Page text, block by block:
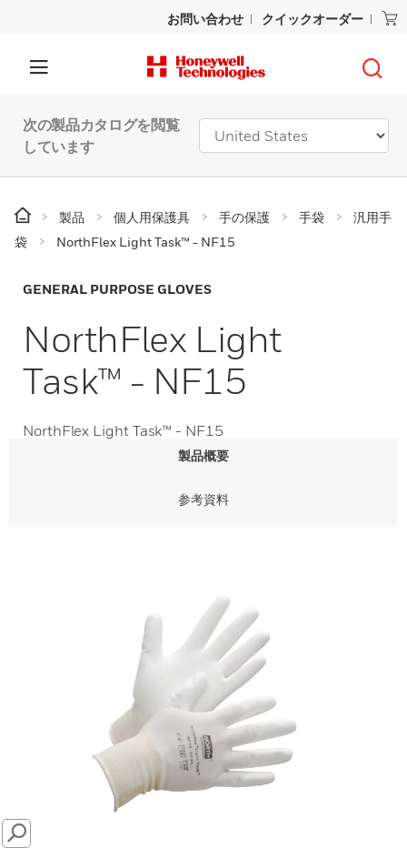
お問い合わせ クイックオーダー
次の製品カタログを閲覧
しています
製品 個人用保護具 手の保護 手袋
汎用手
袋
NorthFlex Light Task™ - NF15
GENERAL PURPOSE GLOVES
NorthFlex Light
Task™ - NF15
NorthFlex Light Task™ - NF15
製品概要
参考資料
SEARCH